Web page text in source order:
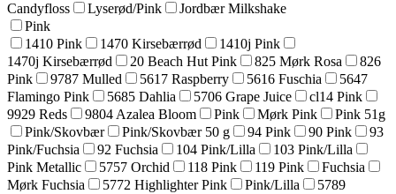
Candyfloss
Lyserød/Pink
Jordbær Milkshake
Pink
1410 Pink
1470 Kirsebærrød
1410j Pink
1470j Kirsebærrød
20 Beach Hut Pink 825 Mørk Rosa
826
Pink
9787 Mulled 5617 Raspberry 5616 Fuschia
5647
Flamingo Pink
5685 Dahlia 5706 Grape Juice
cl14 Pink
9929 Reds
9804 Azalea Bloom Pink Mørk Pink
Pink 51g
Pink/Skovbær
Pink/Skovbær 50 g 94 Pink 90 Pink
93
Pink/Fuchsia
92 Fuchsia 104 Pink/Lilla
103 Pink/Lilla
Pink Metallic
5757 Orchid 118 Pink 119 Pink
Fuchsia
Mørk Fuchsia
5772 Highlighter Pink Pink/Lilla
5789